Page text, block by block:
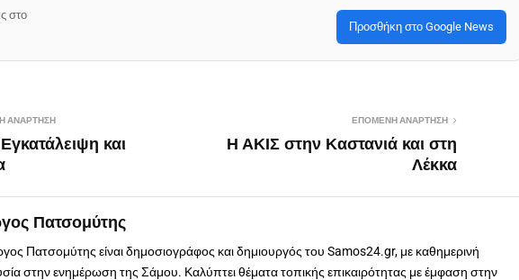
στο
Προσθήκη στο Google News
ΑΝΆΡΤΗΣΗ
και
ΕΠΌΜΕΝΗ ΑΝΆΡΤΗΣΗ
Η ΑΚΙΣ στην Καστανιά και στη
Λέκκα
Πατσομύτης
Πατσομύτης είναι δημοσιογράφος και δημιουργός του Samos24.gr, με καθημερινή
στην ενημέρωση της Σάμου. Καλύπτει θέματα τοπικής επικαιρότητας με έμφαση στην